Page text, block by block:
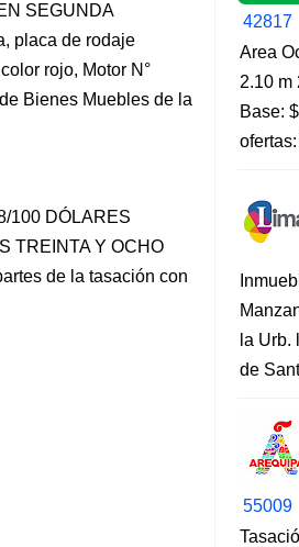
SEGUNDA
placa de rodaje
rojo, Motor N°
Bienes Muebles de la
100 DÓLARES
TREINTA Y OCHO
de la tasación con
42817
Area
2.10 m
Base:
la Urb.
de
55009